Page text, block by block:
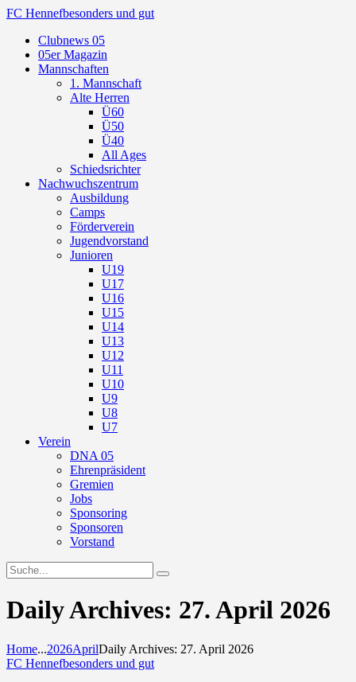
FC Hennefbesonders und gut
Clubnews 05
05er Magazin
Mannschaften
1. Mannschaft
Alte Herren
Ü60
Ü50
Ü40
All Ages
Schiedsrichter
Nachwuchszentrum
Ausbildung
Camps
Förderverein
Jugendvorstand
Junioren
U19
U17
U16
U15
U14
U13
U12
U11
U10
U9
U8
U7
Verein
DNA 05
Ehrenpräsident
Gremien
Jobs
Sponsoring
Sponsoren
Vorstand
Daily Archives: 27. April 2026
Home...2026AprilDaily Archives: 27. April 2026
FC Hennefbesonders und gut